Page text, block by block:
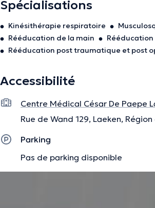
Spécialisations
Kinésithérapie respiratoire
Rééducation de la main
Rééducation post traumatique et post
Accessibilité
Centre Médical César De Paepe
Rue de Wand 129, Laeken,
Parking
Pas de parking disponible